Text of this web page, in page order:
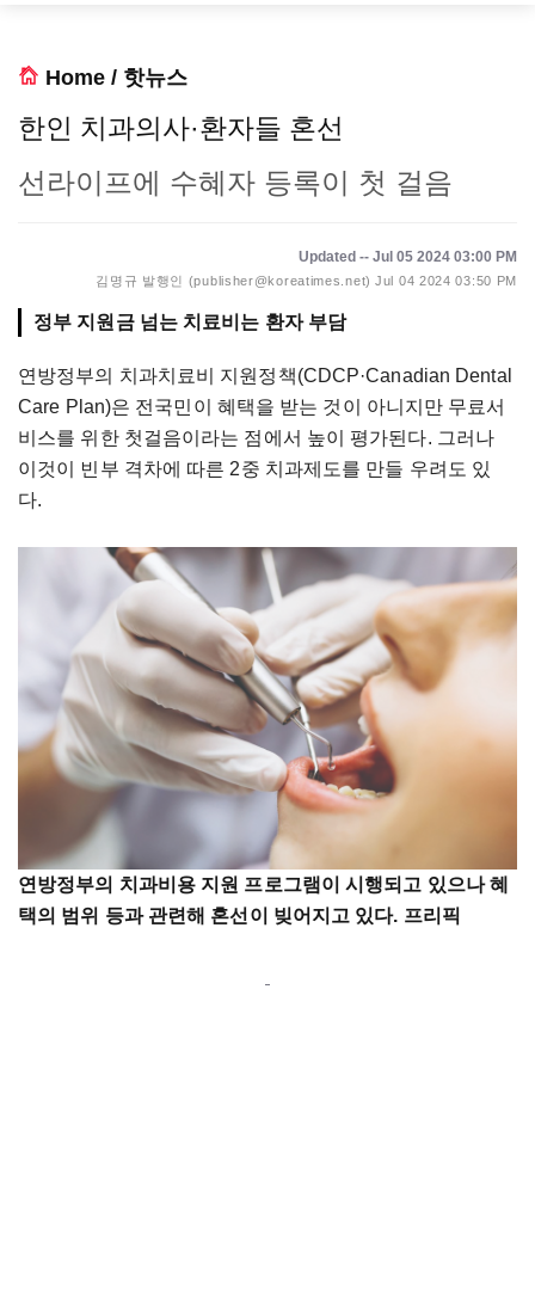
Home / 핫뉴스
한인 치과의사·환자들 혼선
선라이프에 수혜자 등록이 첫 걸음
Updated -- Jul 05 2024 03:00 PM
김명규 발행인 (publisher@koreatimes.net) Jul 04 2024 03:50 PM
정부 지원금 넘는 치료비는 환자 부담
연방정부의 치과치료비 지원정책(CDCP·Canadian Dental
Care Plan)은 전국민이 혜택을 받는 것이 아니지만 무료서
비스를 위한 첫걸음이라는 점에서 높이 평가된다. 그러나
이것이 빈부 격차에 따른 2중 치과제도를 만들 우려도 있
다.
연방정부의 치과비용 지원 프로그램이 시행되고 있으나 혜
택의 범위 등과 관련해 혼선이 빚어지고 있다. 프리픽